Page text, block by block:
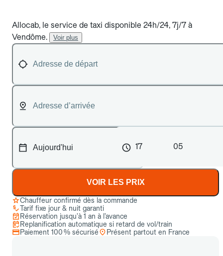
Allocab, le service de taxi disponible 24h/24, 7j/7 à
Vendôme.
Voir plus
17 05
VOIR LES PRIX
Chauffeur confirmé dès la commande
Tarif fixe jour & nuit garanti
Réservation jusqu’à 1 an à l’avance
Replanification automatique si retard de vol/train
Paiement 100 % sécurisé
Présent partout en France